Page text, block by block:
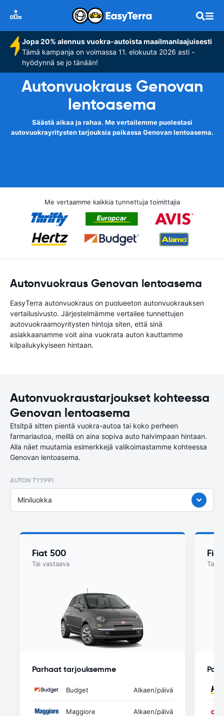
Jopa 20% alennus vuokra-autoista maailmanlaajuisesti
Tämä kampanja on voimassa 11. elokuuta 2026 asti -
hyödynnä se jo tänään!
Autonvuokraus Genovan
lentoasema
Säästä aikaa ja rahaa. Me vertailemme puolestasi
autovuokrayritysten tarjouksia paikassa Genovan lentoasema.
Me vertaamme kaikkia tunnettuja toimittajia
Autonvuokraus Genovan lentoasema
EasyTerra autonvuokraus on puolueeton autonvuokrauksen
vertailusivusto. Järjestelmämme vertailee tunnettujen
autovuokraamoyritysten hintoja siten, että sinä
asiakkaanamme voit aina vuokrata auton kauttamme
kilpailukykyiseen hintaan.
Autonvuokraustarjoukset kohteessa
Genovan lentoasema
Etsitpä sitten pientä vuokra-autoa tai koko perheen
farmariautoa, meillä on aina sopiva auto halvimpaan hintaan.
Alla näet muutamia esimerkkejä valikoimastamme kohteessa
Genovan lentoasema.
AUTON TYYPPI
Miniluokka
Fiat 500
Tai vastaava
Parhaat tarjouksemme
Budget Alkaen/päivä
Maggiore Alkaen/päivä
Tai